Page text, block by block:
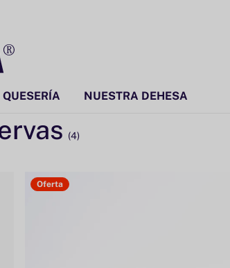
QUESERÍA NUESTRA DEHESA
(4)
Oferta